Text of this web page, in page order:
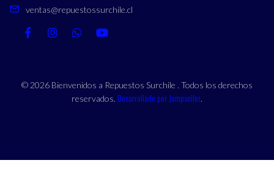
ventas@repuestossurchile.cl
© 2026 Bienvenidos a Repuestos Surchile . Todos los derechos
reservados. Desarrollado por Jumpseller.